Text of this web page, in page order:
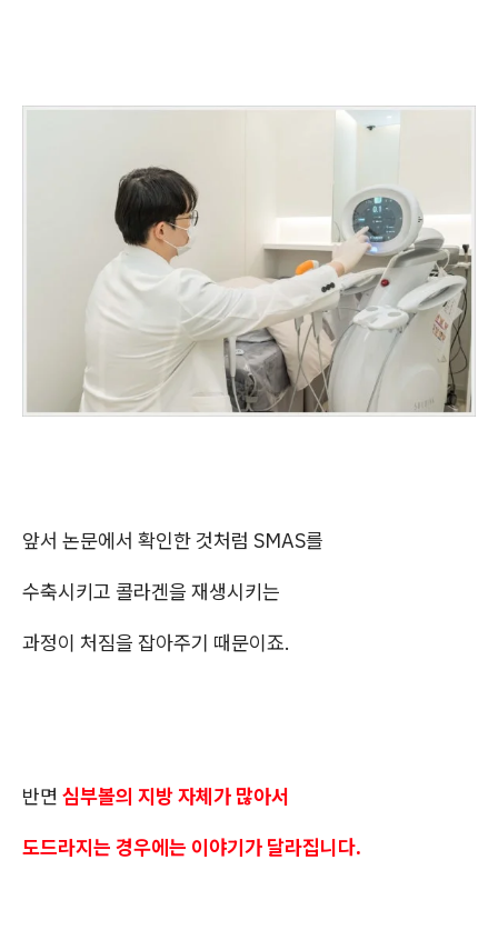
앞서 논문에서 확인한 것처럼 SMAS를
수축시키고 콜라겐을 재생시키는
과정이 처짐을 잡아주기 때문이죠.
반면 심부볼의 지방 자체가 많아서
도드라지는 경우에는 이야기가 달라집니다.